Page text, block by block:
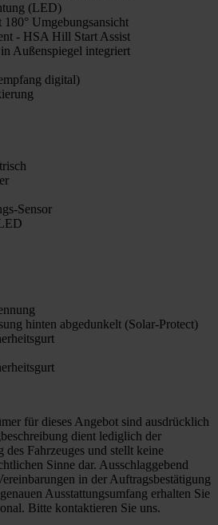
(LED)
Umgebungsansicht
- HSA Hill Start Assist
Außenspiegel integriert
digital)
Sensor
hinten abgedunkelt (Solar-Protect)
für dieses Angebot sind ausdrücklich
dient lediglich der
Fahrzeuges und stellt keine
Sinne dar. Ausschlaggebend
in der Auftragsbestätigung
Ausstattungsumfang erhalten Sie
Bitte kontaktieren Sie uns.